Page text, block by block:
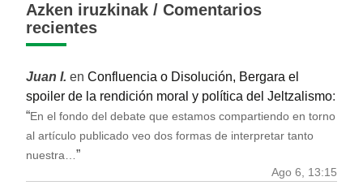
Azken iruzkinak / Comentarios
recientes
Juan I. en Confluencia o Disolución, Bergara el
spoiler de la rendición moral y política del Jeltzalismo:
“En el fondo del debate que estamos compartiendo en torno
al artículo publicado veo dos formas de interpretar tanto
nuestra…”
Ago 6, 13:15